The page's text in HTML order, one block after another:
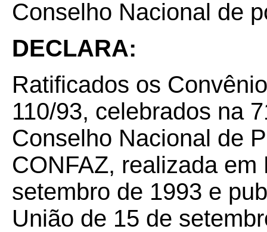
Conselho Nacional de
DECLARA:
Ratificados os
110/93, celebrados na
Conselho Nacional de
CONFAZ, realizada em
setembro de 1993 e
União de 15 de